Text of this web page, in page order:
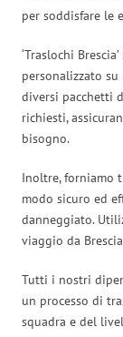
per soddisfare le
‘Traslochi
personalizzato
diversi pacchetti
richiesti,
bisogno.
Inoltre, forniamo
modo sicuro ed
danneggiato.
viaggio da
Tutti i nostri
un processo di
squadra e del